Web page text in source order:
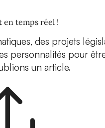
en temps réel !
des projets
personnalités pour
un article.